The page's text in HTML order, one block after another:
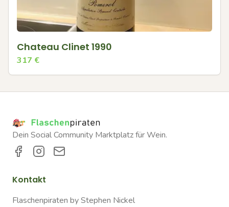
Chateau Clinet 1990
317 €
Dein Social Community Marktplatz für Wein.
Kontakt
Flaschenpiraten by Stephen Nickel